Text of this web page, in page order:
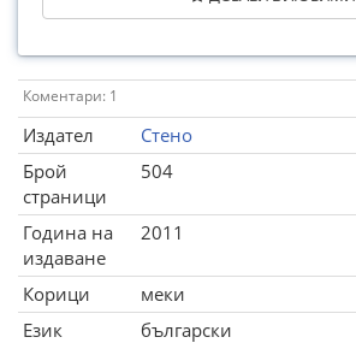
Коментари: 1
Издател
Стено
Брой
страници
504
Година на
издаване
2011
Корици
меки
Език
български